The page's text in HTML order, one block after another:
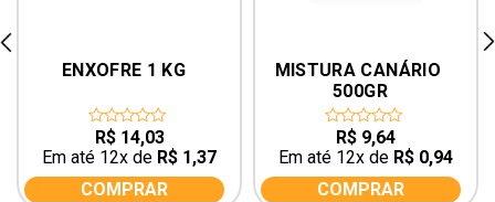
ENXOFRE 1 KG
out
of
5
R$14,03
Em até 12x de R$ 1,37
COMPRAR
MISTURA CANÁRIO
500GR
out
of
5
R$ 9,64
Em até 12x de R$ 0,94
COMPRAR